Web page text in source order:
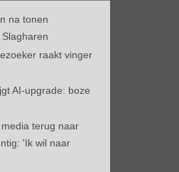
na tonen
raakt vinger
AI-upgrade: boze
terug naar
'Ik wil naar